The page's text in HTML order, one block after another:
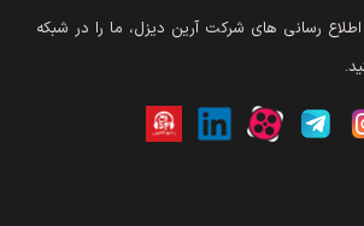
رسانی های شرکت آرین دیزل، ما را در شبکه